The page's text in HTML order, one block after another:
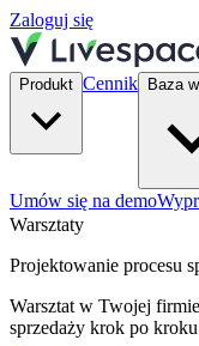
Zaloguj się
Produkt Cennik Baza
Umów się na demo
Warsztaty
Projektowanie procesu
Warsztat w Twojej
sprzedaży krok po